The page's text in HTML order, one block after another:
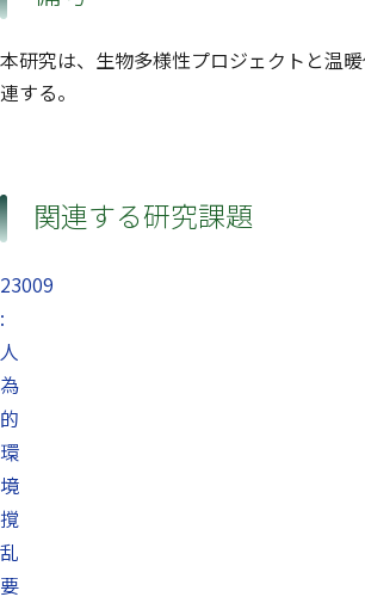
本研究は、生物多様性プロジェクトと温
連する。
関連する研究課題
23009
:
人
為
的
環
境
撹
乱
要